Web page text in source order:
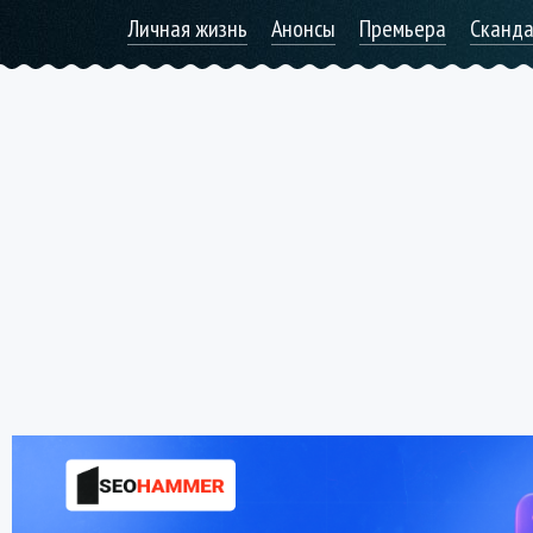
Личная жизнь Анонсы Премьера